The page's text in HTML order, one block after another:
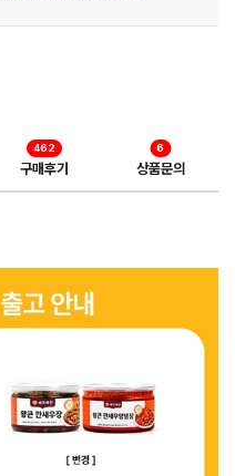
구매후기
462
상품문의
6